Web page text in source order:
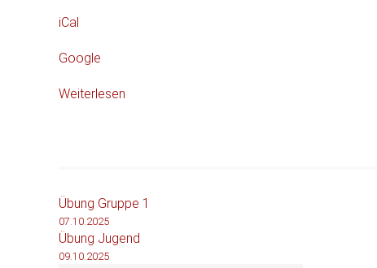
iCal
Google
Weiterlesen
Beitragsnavigation
Übung Gruppe 1
07.10.2025
Übung Jugend
09.10.2025